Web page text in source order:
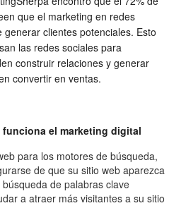
que el marketing en redes
clientes potenciales. Esto
las redes sociales para
construir relaciones y generar
convertir en ventas.
el marketing digital
para los motores de búsqueda,
de que su sitio web aparezca
de palabras clave
a atraer más visitantes a su sitio